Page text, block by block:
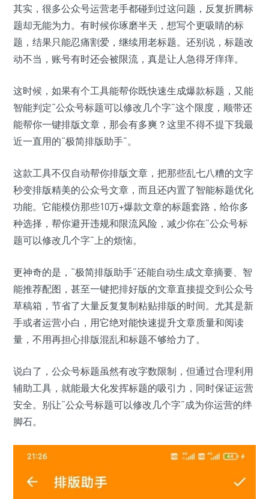
其实，很多公众号运营老手都碰到过这问题，反复折腾标
题却无能为力。有时候你琢磨半天，想写个更吸睛的标
题，结果只能忍痛割爱，继续用老标题。还别说，标题改
动不当，账号有时还会被限流，真是让人急得牙痒痒。
这时候，如果有个工具能帮你既快速生成爆款标题，又能
智能判定“公众号标题可以修改几个字”这个限度，顺带还
能帮你一键排版文章，那会有多爽？这里不得不提下我最
近一直用的“极简排版助手”。
这款工具不仅自动帮你排版文章，把那些乱七八糟的文字
秒变排版精美的公众号文章，而且还内置了智能标题优化
功能。它能模仿那些10万+爆款文章的标题套路，给你多
种选择，帮你避开违规和限流风险，减少你在“公众号标
题可以修改几个字”上的烦恼。
更神奇的是，“极简排版助手”还能自动生成文章摘要、智
能推荐配图，甚至一键把排好版的文章直接提交到公众号
草稿箱，节省了大量反复复制粘贴排版的时间。尤其是新
手或者运营小白，用它绝对能快速提升文章质量和阅读
量，不用再担心排版混乱和标题不够给力了。
说白了，公众号标题虽然有改字数限制，但通过合理利用
辅助工具，就能最大化发挥标题的吸引力，同时保证运营
安全。别让“公众号标题可以修改几个字”成为你运营的绊
脚石。